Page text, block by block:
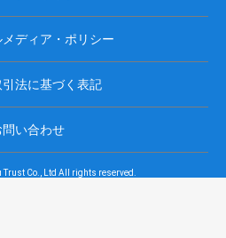
メディア・ポリシー
法に基づく表記
問い合わせ
Co., Ltd All rights reserved.